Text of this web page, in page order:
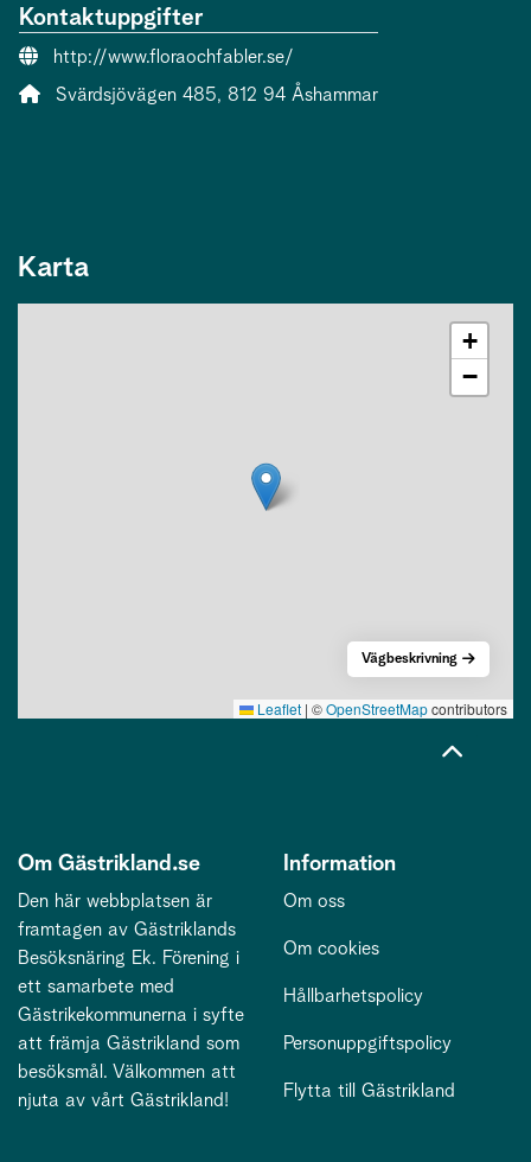
Kontaktuppgifter
Webbsida:
http://www.floraochfabler.se/
Adress:
Svärdsjövägen 485, 812 94 Åshammar
Karta
+
−
Leaflet | ©OpenStreetMapcontributors
Vägbeskrivning
Om Gästrikland.se
Den här webbplatsen är
framtagen av Gästriklands
Besöksnäring Ek. Förening i
ett samarbete med
Gästrikekommunerna i syfte
att främja Gästrikland som
besöksmål. Välkommen att
njuta av vårt Gästrikland!
Information
Om oss
Om cookies
Hållbarhetspolicy
Personuppgiftspolicy
Flytta till Gästrikland